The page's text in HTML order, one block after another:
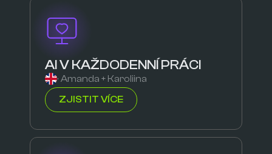
AI V KAŽDODENNÍ PRÁCI
· Amanda + Karoliina
ZJISTIT VÍCE